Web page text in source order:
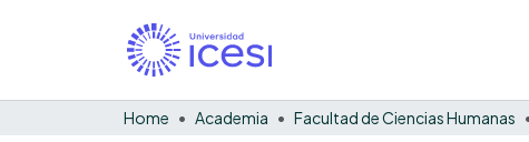
Home Academia Facultad de Ciencias Humanas